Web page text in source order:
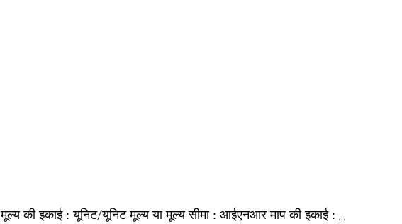
मूल्य की इकाई :यूनिट/यूनिट मूल्य या मूल्य सीमा : आईएनआर माप की इकाई : , ,